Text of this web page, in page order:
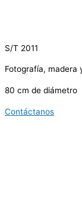
S/T 2011
Fotografía, madera
80 cm de diámetro
Contáctanos